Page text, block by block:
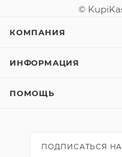
©
КОМПАНИЯ
ИНФОРМАЦИЯ
ПОМОЩЬ
ПОДПИСАТЬСЯ